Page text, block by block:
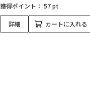
獲得ポイント： 57 pt
詳細 カートに入れる